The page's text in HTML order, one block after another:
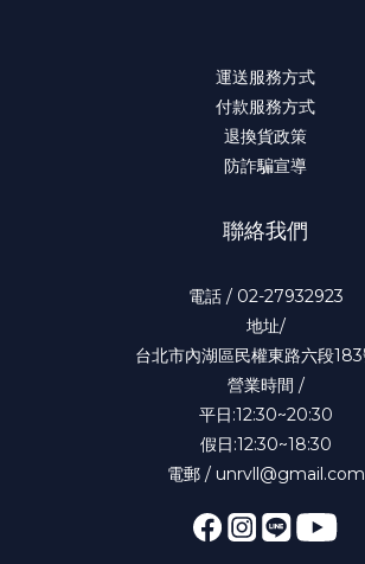
運送服務方式
付款服務方式
退換貨政策
防詐騙宣導
聯絡我們
電話 / 02-27932923
地址/
台北市內湖區民權東路六段183
營業時間 /
平日:12:30~20:30
假日:12:30~18:30
電郵 / unrvll@gmail.com